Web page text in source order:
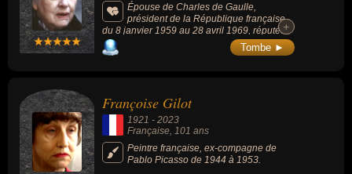
Épouse de Charles de Gaulle,
président de la République française
du 8 janvier 1959 au 28 avril 1969, réputée
très discrète (bien que présente sur de
nombreuses photos et vidéos, elle ne donna
+
+
Tombe ►
Françoise Gilot
1921 - 2023
Française, 101 ans
Peintre française, ex-compagne de
Pablo Picasso de 1944 à 1953.